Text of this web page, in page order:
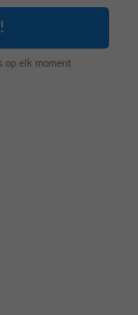
op elk moment